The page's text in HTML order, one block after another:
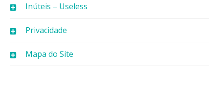
Inúteis – Useless
Privacidade
Mapa do Site